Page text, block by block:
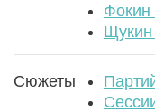
Фокин
Щукин
Сюжеты